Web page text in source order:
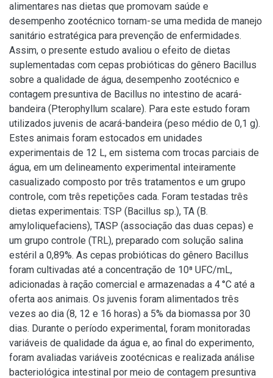
alimentares nas dietas que promovam saúde e
desempenho zootécnico tornam-se uma medida de manejo
sanitário estratégica para prevenção de enfermidades.
Assim, o presente estudo avaliou o efeito de dietas
suplementadas com cepas probióticas do gênero Bacillus
sobre a qualidade de água, desempenho zootécnico e
contagem presuntiva de Bacillus no intestino de acará-
bandeira (Pterophyllum scalare). Para este estudo foram
utilizados juvenis de acará-bandeira (peso médio de 0,1 g).
Estes animais foram estocados em unidades
experimentais de 12 L, em sistema com trocas parciais de
água, em um delineamento experimental inteiramente
casualizado composto por três tratamentos e um grupo
controle, com três repetições cada. Foram testadas três
dietas experimentais: TSP (Bacillus sp.), TA (B.
amyloliquefaciens), TASP (associação das duas cepas) e
um grupo controle (TRL), preparado com solução salina
estéril a 0,89%. As cepas probióticas do gênero Bacillus
foram cultivadas até a concentração de 10⁸ UFC/mL,
adicionadas à ração comercial e armazenadas a 4 °C até a
oferta aos animais. Os juvenis foram alimentados três
vezes ao dia (8, 12 e 16 horas) a 5% da biomassa por 30
dias. Durante o período experimental, foram monitoradas
variáveis de qualidade da água e, ao final do experimento,
foram avaliadas variáveis zootécnicas e realizada análise
bacteriológica intestinal por meio de contagem presuntiva